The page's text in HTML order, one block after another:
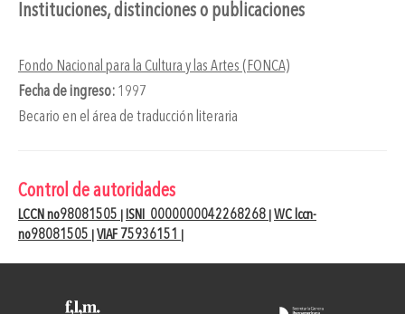
Instituciones, distinciones o publicaciones
Fondo Nacional para la Cultura y las Artes (FONCA)
Fecha de ingreso: 1997
Becario en el área de traducción literaria
Control de autoridades
LCCN no98081505 ISNI 0000000042268268 WC lccn-
no98081505
VIAF 75936151